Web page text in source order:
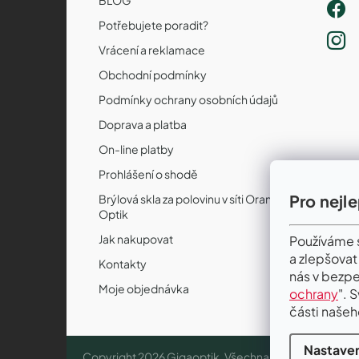
Pro
a
nás v
ochrany".
části
Potřebujete poradit?
Vrácení a reklamace
Obchodní podmínky
Podmínky ochrany osobních údajů
Doprava a platba
On-line platby
Prohlášení o shodě
Brýlová skla za polovinu v síti Orange
Optik
Jak nakupovat
Kontakty
Moje objednávka